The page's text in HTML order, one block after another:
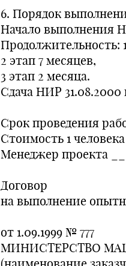
6. Порядок
Начало выполнения
Продолжительность:
2 этап 7 месяцев,
3 этап 2 месяца.
Сдача НИР 31.08.2000
Срок проведения
Стоимость 1
Менеджер проекта
Договор
на выполнение
от 1.09.1999 № 777
МИНИСТЕРСТВО